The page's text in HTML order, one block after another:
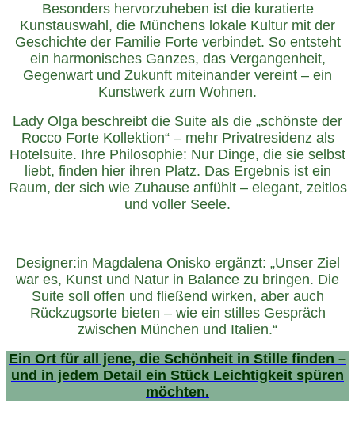
Besonders hervorzuheben ist die kuratierte
Kunstauswahl, die Münchens lokale Kultur mit der
Geschichte der Familie Forte verbindet. So entsteht
ein harmonisches Ganzes, das Vergangenheit,
Gegenwart und Zukunft miteinander vereint – ein
Kunstwerk zum Wohnen.
Lady Olga beschreibt die Suite als die „schönste der
Rocco Forte Kollektion“ – mehr Privatresidenz als
Hotelsuite. Ihre Philosophie: Nur Dinge, die sie selbst
liebt, finden hier ihren Platz. Das Ergebnis ist ein
Raum, der sich wie Zuhause anfühlt – elegant, zeitlos
und voller Seele.
Designer:in Magdalena Onisko ergänzt: „Unser Ziel
war es, Kunst und Natur in Balance zu bringen. Die
Suite soll offen und fließend wirken, aber auch
Rückzugsorte bieten – wie ein stilles Gespräch
zwischen München und Italien.“
Ein Ort für all jene, die Schönheit in Stille finden –
und in jedem Detail ein Stück Leichtigkeit spüren
möchten.